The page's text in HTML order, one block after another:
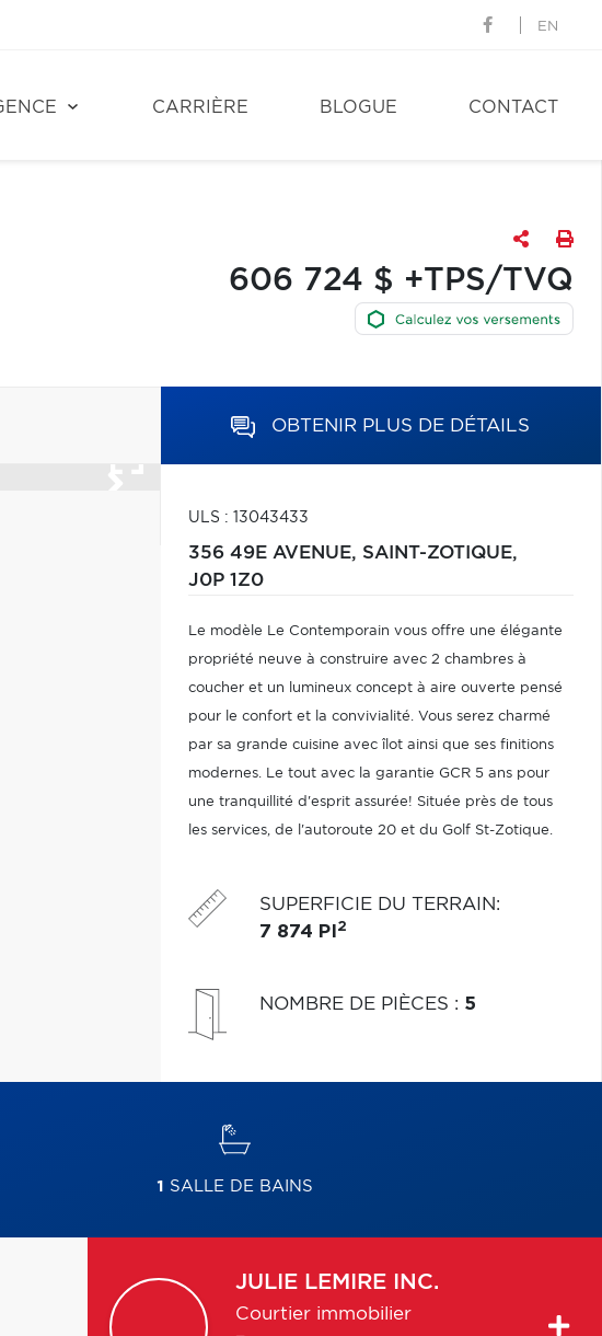
EN
CARRIÈRE BLOGUE CONTACT
606 724 $ +TPS/TVQ
OBTENIR PLUS DE DÉTAILS
ULS : 13043433
356 49E AVENUE, SAINT-ZOTIQUE,
J0P 1Z0
Le modèle Le Contemporain vous offre une élégante
propriété neuve à construire avec 2 chambres à
coucher et un lumineux concept à aire ouverte pensé
pour le confort et la convivialité. Vous serez charmé
par sa grande cuisine avec îlot ainsi que ses finitions
modernes. Le tout avec la garantie GCR 5 ans pour
une tranquillité d'esprit assurée! Située près de tous
les services, de l'autoroute 20 et du Golf St-Zotique.
SUPERFICIE DU TERRAIN:
7 874 PI 2
NOMBRE DE PIÈCES : 5
1 SALLE DE BAINS
JULIE LEMIRE INC.
Courtier immobilier